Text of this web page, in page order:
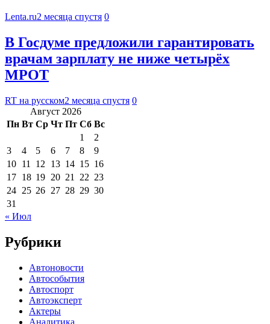
Lenta.ru2 месяца спустя 0
В Госдуме предложили гарантировать
врачам зарплату не ниже четырёх
МРОТ
RT на русском2 месяца спустя 0
Август 2026
Пн Вт Ср Чт Пт Сб Вс
1
2
3
4 5 6 7 8
9
10 11 12 13 14 15 16
17 18 19 20 21 22 23
24 25 26 27 28 29 30
31
« Июл
Рубрики
Автоновости
Автособытия
Автоспорт
Автоэксперт
Актеры
Аналитика